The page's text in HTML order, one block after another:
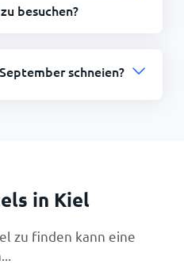
besuchen?
schneien?
in Kiel
zu finden kann eine